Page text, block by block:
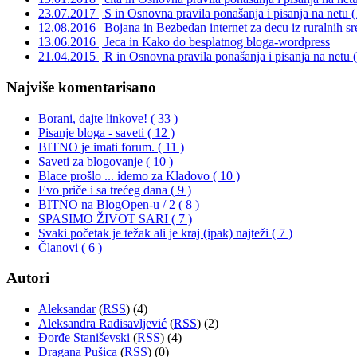
23.07.2017 | S in Osnovna pravila ponašanja i pisanja na netu
12.08.2016 | Bojana in Bezbedan internet za decu iz ruralnih
13.06.2016 | Jeca in Kako do besplatnog bloga-wordpress
21.04.2015 | R in Osnovna pravila ponašanja i pisanja na
Najviše komentarisano
Borani, dajte linkove! ( 33 )
Pisanje bloga - saveti ( 12 )
BITNO je imati forum. ( 11 )
Saveti za blogovanje ( 10 )
Blace prošlo ... idemo za Kladovo ( 10 )
Evo priče i sa trećeg dana ( 9 )
BITNO na BlogOpen-u / 2 ( 8 )
SPASIMO ŽIVOT SARI ( 7 )
Svaki početak je težak ali je kraj (ipak) najteži ( 7 )
Članovi ( 6 )
Autori
Aleksandar(RSS) (4)
Aleksandra Radisavljević (RSS) (2)
Đorđe Staniševski (RSS) (4)
Dragana Pušica (RSS) (0)